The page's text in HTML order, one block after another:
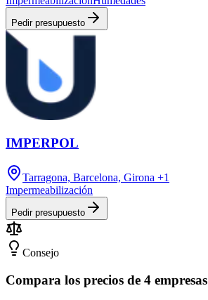
Pedir presupuesto
IMPERPOL
Tarragona, Barcelona, Girona +1
Impermeabilización
Pedir presupuesto
Consejo
Compara los precios de 4 empresas